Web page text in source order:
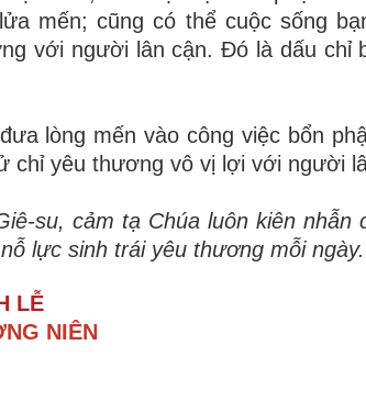
ửa mến; cũng có thểcuộc sống bạ
ng với người l ân cận.Đó àdấu chỉ
đưa lòng mến vào công việc bổn ph
chỉyêu thương vô vị ợi với người l
ê-su, cảm tạChúa luôn kiên nhẫn
ỗ lực sinh trái yêu thương mỗi ngày.
LỄ
NIÊN